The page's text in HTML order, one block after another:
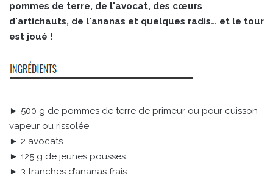
pommes de terre, de l'avocat, des cœurs
d'artichauts, de l'ananas et quelques radis… et le tour
est joué !
► 500 g de pommes de terre de primeur ou pour cuisson
vapeur ou rissolée
► 2 avocats
► 125 g de jeunes pousses